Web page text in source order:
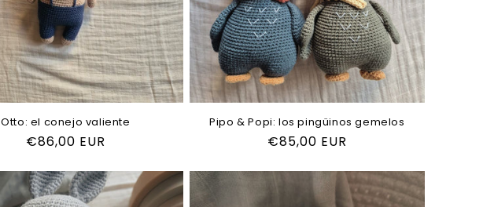
Otto: el conejo valiente
Precio
€86,00 EUR
Pipo & Popi: los pingüinos gemelos
Precio
€85,00 EUR